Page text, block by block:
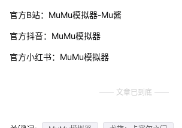
官方B站：MuMu模拟器-Mu酱
官方抖音：MuMu模拟器
官方小红书：MuMu模拟器
文章已到底